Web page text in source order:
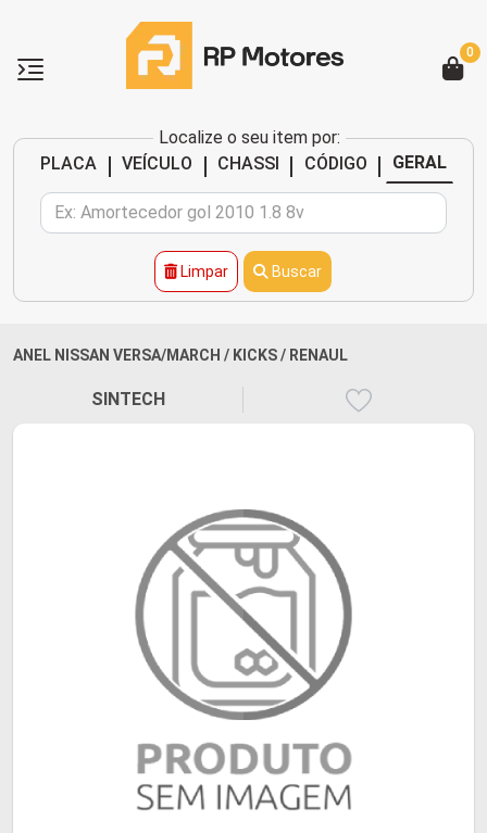
Localize o seu item por:
PLACA
| VEÍCULO | CHASSI | CÓDIGO | GERAL
Limpar Buscar
0
ANEL NISSAN VERSA/MARCH / KICKS / RENAUL
SINTECH